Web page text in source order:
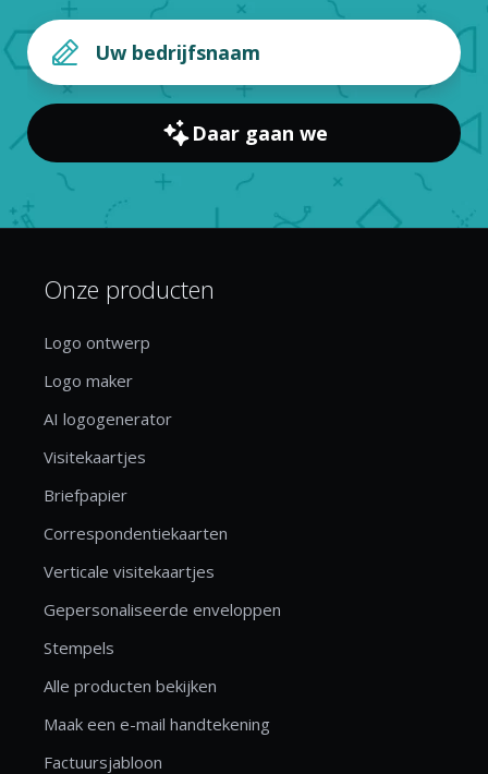
Daar gaan we
Onze producten
Logo ontwerp
Logo maker
AI logogenerator
Visitekaartjes
Briefpapier
Correspondentiekaarten
Verticale visitekaartjes
Gepersonaliseerde enveloppen
Stempels
Alle producten bekijken
Maak een e-mail handtekening
Factuursjabloon